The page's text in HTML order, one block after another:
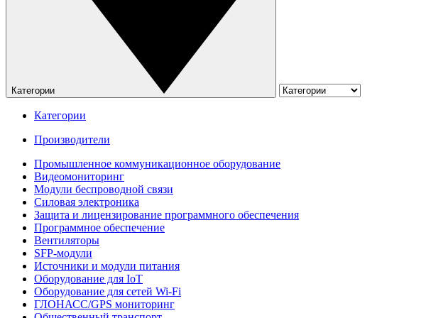
Категории
Категории
Производители
Промышленное коммуникационное оборудование
Видеомониторинг
Модули беспроводной связи
Силовая электроника
Защита и лицензирование программного обеспечения
Программное обеспечение
Вентиляторы
SFP-модули
Источники и модули питания
Оборудование для IoT
Оборудование для сетей Wi-Fi
ГЛОНАСС/GPS мониторинг